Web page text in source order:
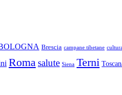
Brescia campane tibetane
Romasalute Siena Terni